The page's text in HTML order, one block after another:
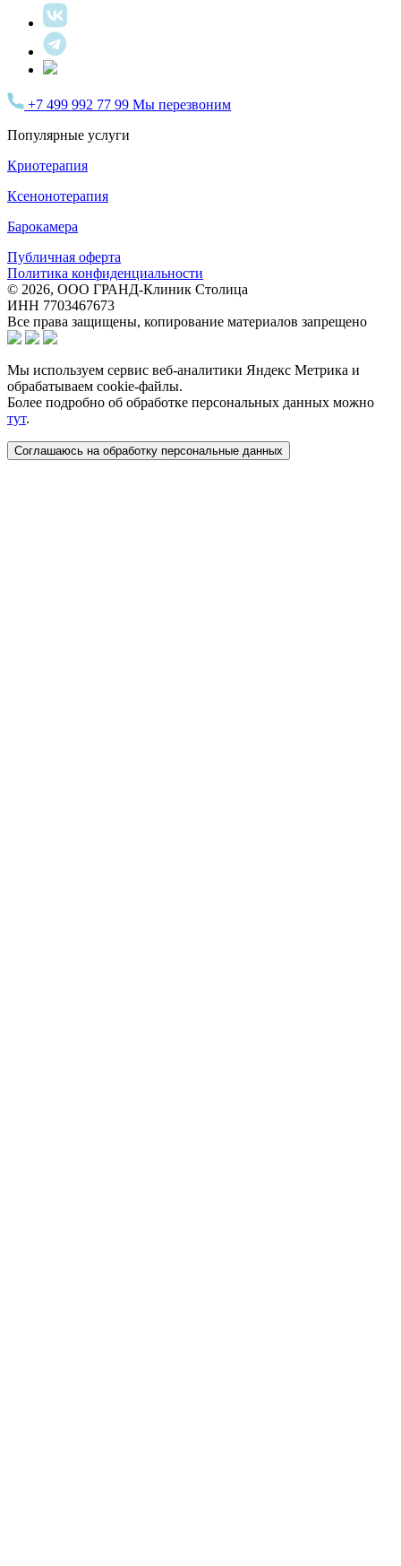
+7 499 992 77 99 Мы перезвоним
Популярные услуги
Криотерапия
Ксенонотерапия
Барокамера
Публичная оферта
Политика конфиденциальности
© 2026, ООО ГРАНД-Клиник Столица
ИНН 7703467673
Все права защищены, копирование материалов запрещено
Мы используем сервис веб-аналитики Яндекс Метрика и
обрабатываем cookie-файлы.
Более подробно об обработке персональных данных можно
тут.
Соглашаюсь на обработку персональные данных